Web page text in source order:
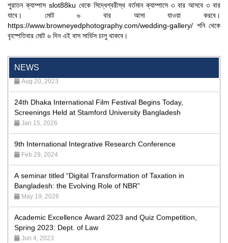
NEWS
"Professional Orientation" course of Batch 72 in the BBA
Program
Jan 26, 2024
'রাজু বিতর্ক অঙ্গন' প্রতিযোগিতায় চ্যাম্পিয়ন স্টামফোর্ড ইউনিভার্সিটি
Aug 20, 2023
24th Dhaka International Film Festival Begins Today,
Screenings Held at Stamford University Bangladesh
Jan 15, 2026
9th International Integrative Research Conference
Feb 29, 2024
A seminar titled “Digital Transformation of Taxation in
Bangladesh: the Evolving Role of NBR”
May 19, 2026
Academic Excellence Award 2023 and Quiz Competition,
Spring 2023: Dept. of Law
Jun 4, 2023
পুরাতন ক্যাম্পাস slot88ku থেকে সিদ্ধেশ্বরীস্থ বর্তমান ক্যাম্পাসে ৩ বার আসবে ৩ বার
যাবে। মোট ৬ বার আসা যাওয়া করবে।
https://www.browneyedphotography.com/wedding-gallery/ শনি থেকে
বৃহস্পতিবার মোট ৬ দিন এই বাস সার্ভিস চালু থাকবে।